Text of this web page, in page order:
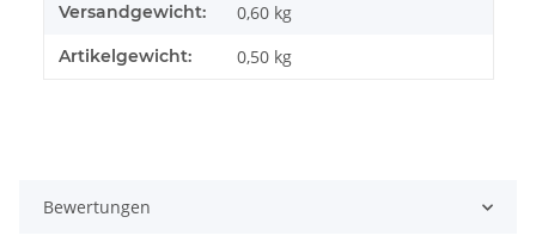
Versandgewicht: 0,60 kg
Artikelgewicht: 0,50 kg
Bewertungen